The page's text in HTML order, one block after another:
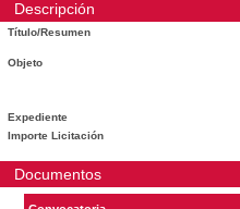
Descripción
Título/Resumen
Objeto
Expediente
Importe Licitación
Documentos